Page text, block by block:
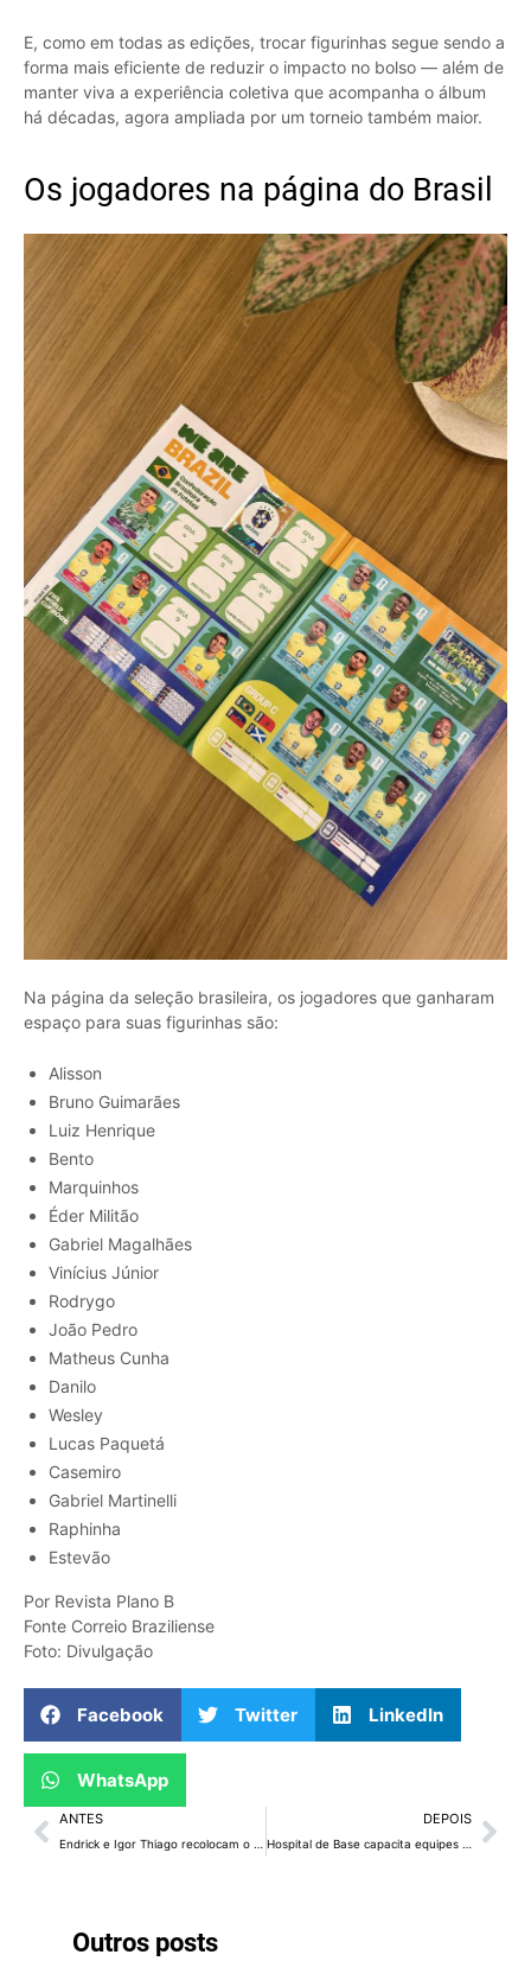
Outros posts
E, como em todas as edições, trocar figurinhas segue sendo a
forma mais eficiente de reduzir o impacto no bolso — além de
manter viva a experiência coletiva que acompanha o álbum
há décadas, agora ampliada por um torneio também maior.
Os jogadores na página do Brasil
Na página da seleção brasileira, os jogadores que ganharam
espaço para suas figurinhas são:
Alisson
Bruno Guimarães
Luiz Henrique
Bento
Marquinhos
Éder Militão
Gabriel Magalhães
Vinícius Júnior
Rodrygo
João Pedro
Matheus Cunha
Danilo
Wesley
Lucas Paquetá
Casemiro
Gabriel Martinelli
Raphinha
Estevão
Por Revista Plano B
Fonte Correio Braziliense
Foto: Divulgação
Facebook Twitter LinkedIn
WhatsApp
ANTES
Endrick e Igor Thiago recolocam o Distrito Federal em uma Copa após 16 anos
DEPOIS
Hospital de Base capacita equipes para reconhecer sinais cardíacos e agilizar atendimentos de emergência